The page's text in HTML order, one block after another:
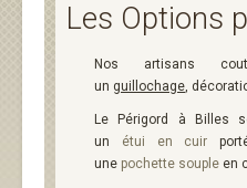
Les Options
Nos artisans
un guillochage,
Le Périgord à Billes
un étui en cuir
une pochette souple en